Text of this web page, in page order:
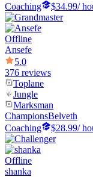
Coaching
$34.99/
Offline
Ansefe
5.0
376 reviews
Toplane
Jungle
Marksman
ChampionsBelveth
Coaching
$28.99/
Offline
shanka